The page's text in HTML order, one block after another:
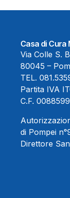
Casa di Cura
Via Colle S.
80045 –
TEL.
Partita IVA
C.F.
di Pompei
Direttore